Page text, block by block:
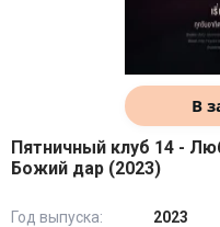
В
Пятничный клуб 14 -
Божий дар (2023)
Год выпуска:
2023